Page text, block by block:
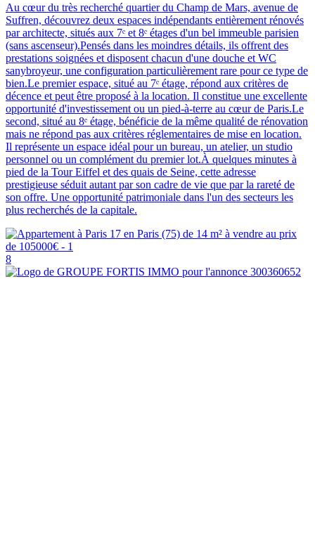
Au cœur du très recherché quartier du Champ de Mars, avenue de
Suffren, découvrez deux espaces indépendants entièrement rénovés
par architecte, situés aux 7ᵉ et 8ᵉ étages d'un bel immeuble parisien
(sans ascenseur).Pensés dans les moindres détails, ils offrent des
prestations soignées et disposent chacun d'une douche et WC
sanybroyeur, une configuration particulièrement rare pour ce type de
bien.Le premier espace, situé au 7ᵉ étage, répond aux critères de
décence et peut être proposé à la location. Il constitue une excellente
opportunité d'investissement ou un pied-à-terre au cœur de Paris.Le
second, situé au 8ᵉ étage, bénéficie de la même qualité de rénovation
mais ne répond pas aux critères réglementaires de mise en location.
Il représente un espace idéal pour un bureau, un atelier, un studio
personnel ou un complément du premier lot.À quelques minutes à
pied de la Tour Eiffel et des quais de Seine, cette adresse
prestigieuse séduit autant par son cadre de vie que par la rareté de
son offre. Une opportunité patrimoniale dans l'un des secteurs les
plus recherchés de la capitale.
8